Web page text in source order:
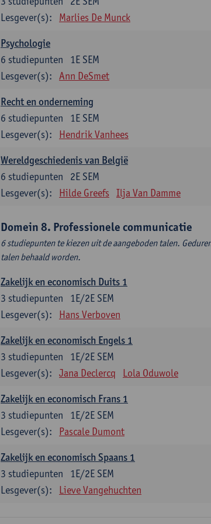
Lesgever(s):
Marlies De Munck
Psychologie
1E SEM
6 studiepunten
Lesgever(s):
Ann DeSmet
Recht en onderneming
1E SEM
6 studiepunten
Lesgever(s):
Hendrik Vanhees
Wereldgeschiedenis van België
2E SEM
6 studiepunten
Lesgever(s):
Hilde Greefs Ilja Van Damme
Domein 8. Professionele communicatie
6 studiepunten te kiezen uit de aangeboden talen.
talen behaald worden.
Zakelijk en economisch Duits 1
1E/2E SEM
3 studiepunten
Lesgever(s):
Hans Verboven
Zakelijk en economisch Engels 1
1E/2E SEM
3 studiepunten
Lesgever(s):
Jana Declercq Lola Oduwole
Zakelijk en economisch Frans 1
1E/2E SEM
3 studiepunten
Lesgever(s):
Pascale Dumont
Zakelijk en economisch Spaans 1
1E/2E SEM
3 studiepunten
Lesgever(s):
Lieve Vangehuchten